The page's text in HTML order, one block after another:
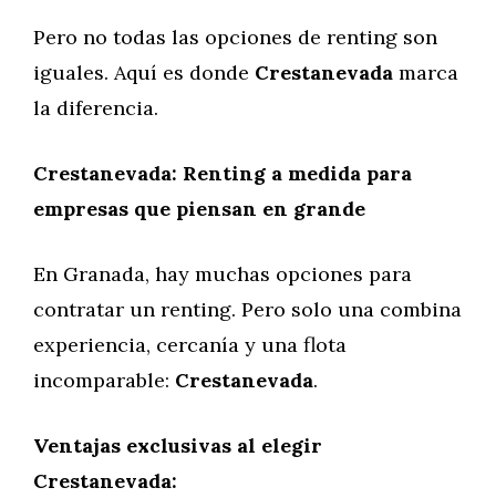
Pero no todas las opciones de renting son
iguales. Aquí es donde Crestanevada marca
la diferencia.
Crestanevada: Renting a medida para
empresas que piensan en grande
En Granada, hay muchas opciones para
contratar un renting. Pero solo una combina
experiencia, cercanía y una flota
incomparable: Crestanevada.
Ventajas exclusivas al elegir
Crestanevada: